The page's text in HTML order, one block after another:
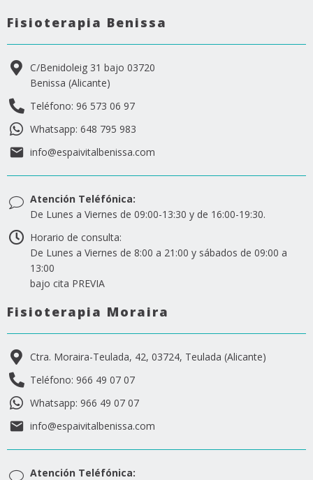
Fisioterapia Benissa
C/Benidoleig 31 bajo 03720
Benissa (Alicante)
Teléfono: 96 573 06 97
Whatsapp: 648 795 983
info@espaivitalbenissa.com
Atención Teléfónica:
De Lunes a Viernes de 09:00-13:30 y de 16:00-19:30.
Horario de consulta:
De Lunes a Viernes de 8:00 a 21:00 y sábados de 09:00 a
13:00
bajo cita PREVIA
Fisioterapia Moraira
Ctra. Moraira-Teulada, 42, 03724, Teulada (Alicante)
Teléfono: 966 49 07 07
Whatsapp: 966 49 07 07
info@espaivitalbenissa.com
Atención Teléfónica: